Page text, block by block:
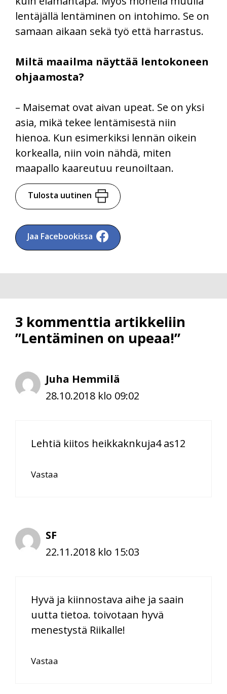
lentäjällä lentäminen on intohimo. Se on
samaan aikaan sekä työ että harrastus.
Miltä maailma näyttää lentokoneen
ohjaamosta?
– Maisemat ovat aivan upeat. Se on yksi
asia, mikä tekee lentämisestä niin
hienoa. Kun esimerkiksi lennän oikein
korkealla, niin voin nähdä, miten
maapallo kaareutuu reunoiltaan.
Tulosta uutinen
Jaa Facebookissa
3 kommenttia artikkeliin
”Lentäminen on upeaa!”
Juha Hemmilä
28.10.2018 klo 09:02
Lehtiä kiitos heikkaknkuja4 as12
Vastaa
SF
22.11.2018 klo 15:03
Hyvä ja kiinnostava aihe ja saain
uutta tietoa. toivotaan hyvä
menestystä Riikalle!
Vastaa